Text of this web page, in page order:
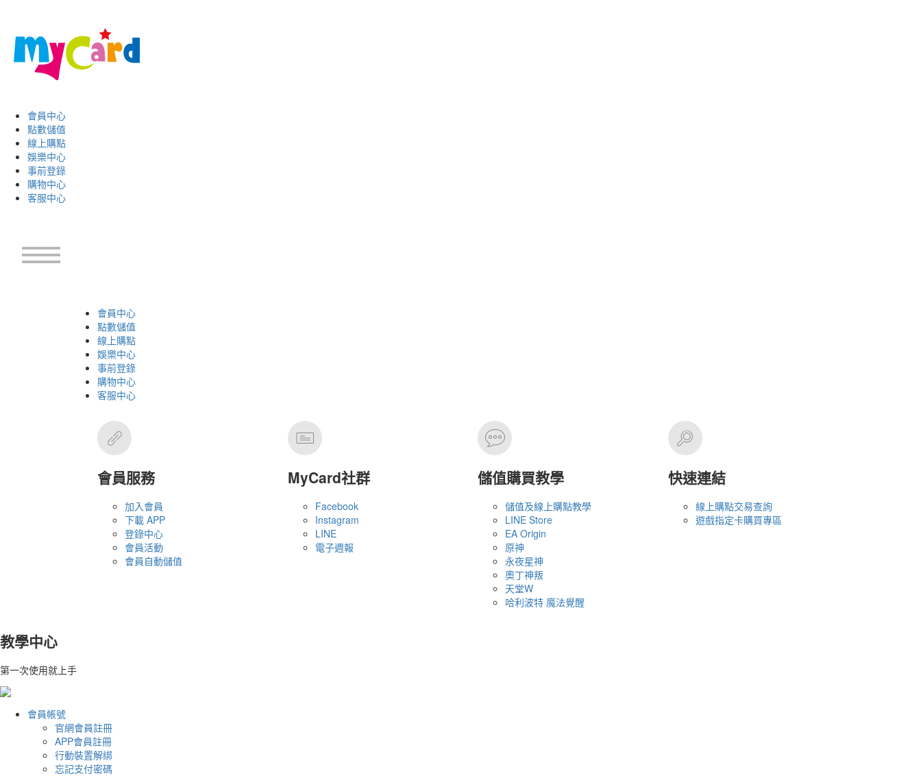
會員中心
點數儲值
線上購點
娛樂中心
事前登錄
購物中心
客服中心
會員中心
點數儲值
線上購點
娛樂中心
事前登錄
購物中心
客服中心
會員服務
加入會員
下載 APP
登錄中心
會員活動
會員自動儲值
MyCard社群
Facebook
Instagram
LINE
電子週報
儲值購買教學
儲值及線上購點教學
LINE Store
EA Origin
原神
永夜星神
奧丁神叛
天堂W
哈利波特 魔法覺醒
快速連結
線上購點交易查詢
遊戲指定卡購買專區
教學中心
第一次使用就上手
會員帳號
官網會員註冊
APP會員註冊
行動裝置解綁
忘記支付密碼